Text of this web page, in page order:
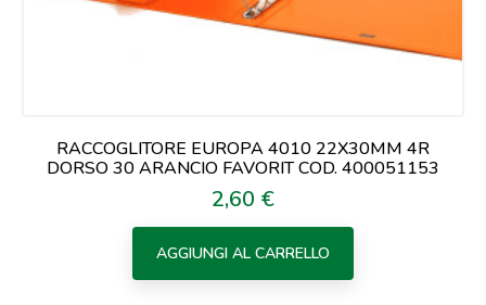
RACCOGLITORE EUROPA 4010 22X30MM 4R
DORSO 30 ARANCIO FAVORIT COD. 400051153
Prezzo
2,60 €
AGGIUNGI AL CARRELLO